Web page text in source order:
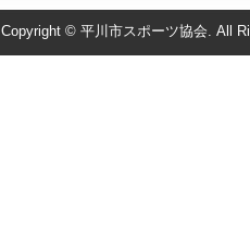
Copyright © 平川市スポーツ協会. All